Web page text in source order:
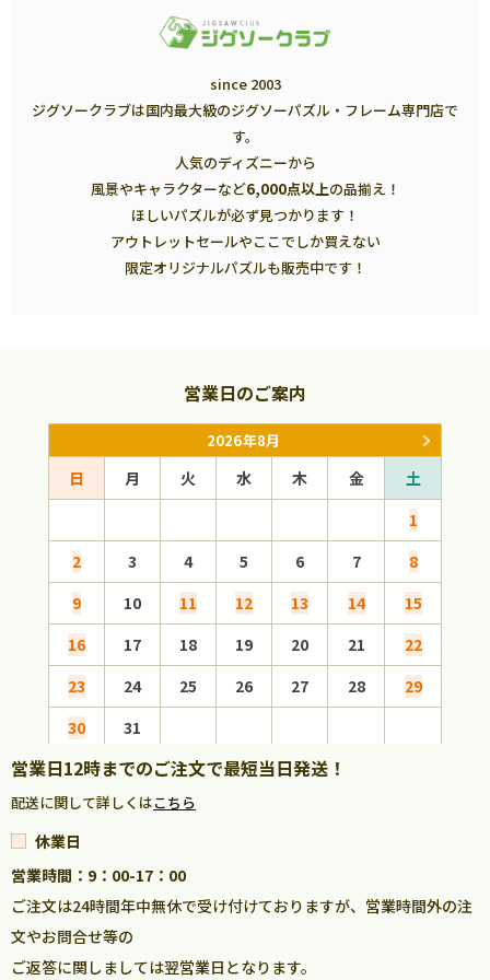
since 2003
ジグソークラブは国内最大級のジグソーパズル・フレーム専門店で
す。
人気のディズニーから
風景やキャラクターなど6,000点以上の品揃え！
ほしいパズルが必ず見つかります！
アウトレットセールやここでしか買えない
限定オリジナルパズルも販売中です！
営業日のご案内
2026年8月
日 月 火 水 木 金
土
1
2
3 4 5 6 7
8
9
10 11 12 13 14
15
16
17 18 19 20 21
22
23
24 25 26 27 28
29
30
31
営業日12時までのご注文で最短当日発送！
配送に関して詳しくはこちら
休業日
営業時間：9：00-17：00
ご注文は24時間年中無休で受け付けておりますが、営業時間外の注
文やお問合せ等の
ご返答に関しましては翌営業日となります。